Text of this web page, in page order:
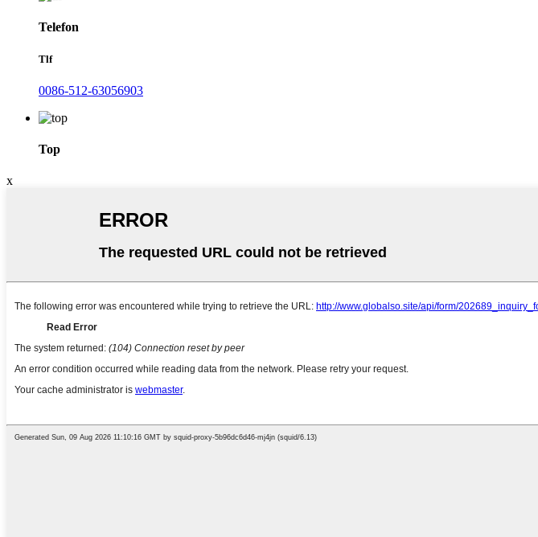
Telefon
Tlf
0086-512-63056903
Top
x